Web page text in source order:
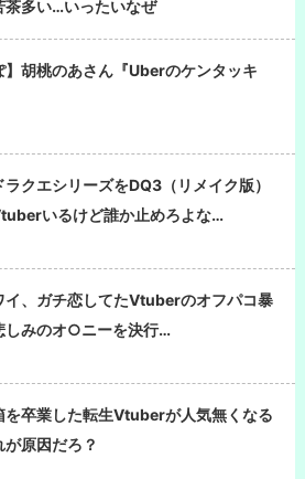
茶多い…いったいなぜ
】胡桃のあさん『Uberのケンタッキ
ラクエシリーズをDQ3（リメイク版）
いるけど誰か止めろよな…
イ、ガチ恋してたVtuberのオフパコ暴
しみのオ○ニーを決行…
を卒業した転生Vtuberが人気無くなる
原因だろ？